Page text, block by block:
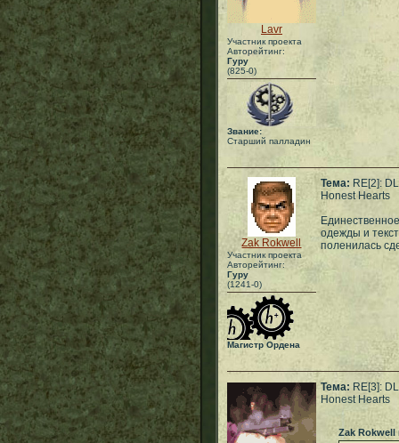
Lavr
Участник проекта
Авторейтинг:
Гуру
(825-0)
Звание:
Старший палладин
Zak Rokwell
Участник проекта
Авторейтинг:
Гуру
(1241-0)
Магистр Ордена
Тема: RE[2]:
Honest Hearts
одежды и
поленилась
Тема: RE[3]:
Honest Hearts
Zak Rokwell